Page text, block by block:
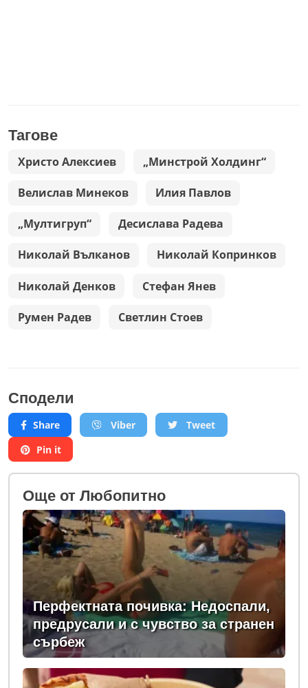
Тагове
Христо Алексиев „Минстрой Холдинг“
Велислав Минеков Илия Павлов
„Мултигруп“ Десислава Радева
Николай Вълканов Николай Копринков
Николай Денков Стефан Янев
Румен Радев Светлин Стоев
Сподели
Share Viber
Tweet
Pin it
Oще от Любопитно
Перфектната почивка: Недоспали,
предрусали и с чувство за странен
сърбеж